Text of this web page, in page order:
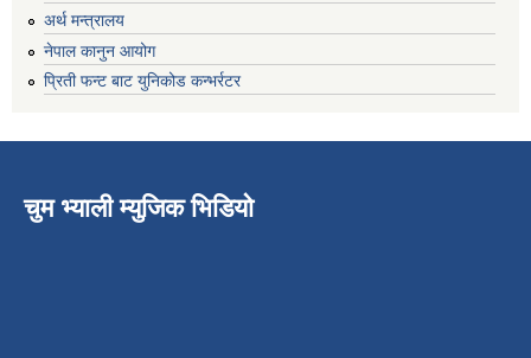
अर्थ मन्त्रालय
नेपाल कानुन आयोग
प्रिती फन्ट बाट युनिकोड कन्भर्रटर
चुम भ्याली म्युजिक भिडियो